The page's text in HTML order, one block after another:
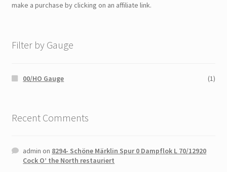
make a purchase by clicking on an affiliate link.
Filter by Gauge
00/HO Gauge (1)
Recent Comments
admin on 8294- Schöne Märklin Spur 0 Dampflok L 70/12920
Cock O’ the North restauriert